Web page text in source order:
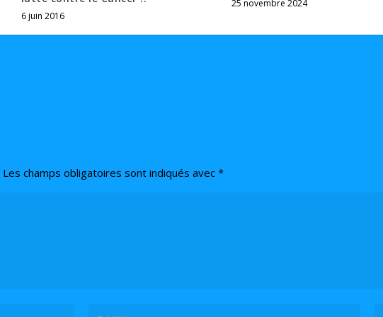
6 juin 2016
25 novembre 2024
Les champs obligatoires sont indiqués avec*